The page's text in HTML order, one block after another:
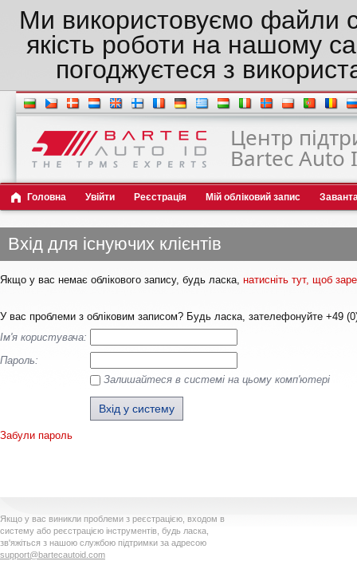
Ми використовуємо файли
якість роботи на нашому
погоджуєтеся з
Центр
Bartec Auto
Головна Увійти Реєстрація Мій обліковий запис
Вхід для існуючих клієнтів
Якщо у вас немає облікового запису, будь ласка, натисніть тут, щоб
У вас проблеми з обліковим записом? Будь ласка, зателефонуйте +49
Ім'я користувача:
Пароль:
Залишайтеся в системі на цьому комп'ютері
Забули пароль
Якщо у вас виникли проблеми з реєстрацією, входом в
систему або реєстрацією інструментів, будь ласка,
зв'яжіться з нашою службою підтримки за адресою
support@bartecautoid.com